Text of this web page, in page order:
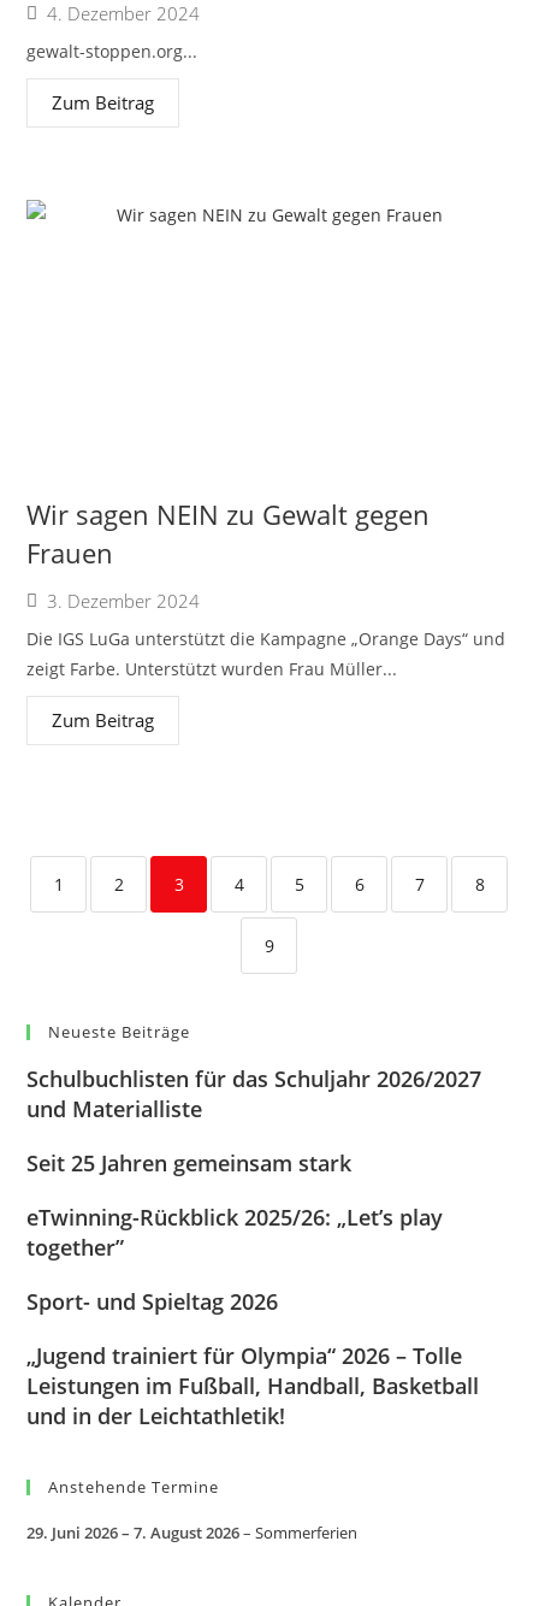
4. Dezember 2024
gewalt-stoppen.org...
Zum Beitrag
Wir sagen NEIN zu Gewalt gegen
Frauen
3. Dezember 2024
Die IGS LuGa unterstützt die Kampagne „Orange Days“ und
zeigt Farbe. Unterstützt wurden Frau Müller...
Zum Beitrag
1 2 3 4 5 6 7 8
9
Neueste Beiträge
Schulbuchlisten für das Schuljahr 2026/2027
und Materialliste
Seit 25 Jahren gemeinsam stark
eTwinning-Rückblick 2025/26: „Let’s play
together”
Sport- und Spieltag 2026
„Jugend trainiert für Olympia“ 2026 – Tolle
Leistungen im Fußball, Handball, Basketball
und in der Leichtathletik!
Anstehende Termine
29. Juni 2026– 7. August 2026–Sommerferien